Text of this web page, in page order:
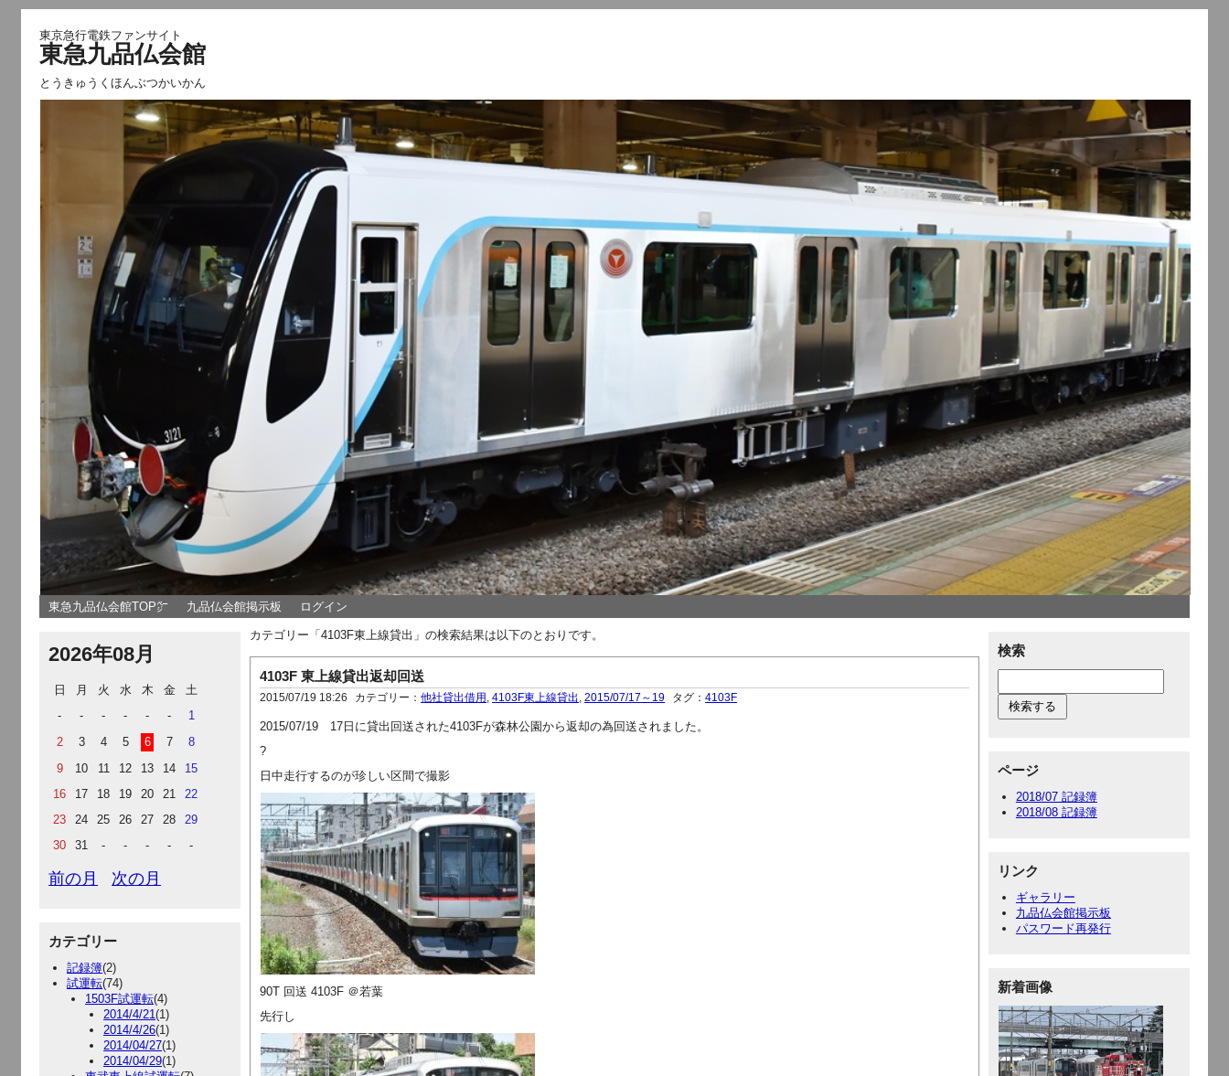
東京急行電鉄ファンサイト
東急九品仏会館
とうきゅうくほんぶつかいかん
東急九品仏会館TOP㌻ 九品仏会館掲示板 ログイン
2026年08月
日 月 火 水 木 金
土
-
- - - - -
1
2
3 4 5 6 7
8
9
10 11 12 13 14
15
16
17 18 19 20 21
22
23
24 25 26 27 28
29
30
31 - - - - -
前の月 次の月
カテゴリー
記録簿(2)
試運転(74)
1503F試運転(4)
2014/4/21(1)
2014/4/26(1)
2014/04/27(1)
2014/04/29(1)
検索
ページ
2018/07 記録簿
2018/08 記録簿
リンク
ギャラリー
九品仏会館掲示板
パスワード再発行
新着画像
カテゴリー「4103F東上線貸出」の検索結果は以下のとおりです。
4103F 東上線貸出返却回送
2015/07/19 18:26 カテゴリー：他社貸出借用 ,4103F東上線貸出 ,2015/07/17～19 タグ：4103F
2015/07/19 17日に貸出回送された4103Fが森林公園から返却の為回送されました。
?
日中走行するのが珍しい区間で撮影
90T 回送 4103F ＠若葉
先行し